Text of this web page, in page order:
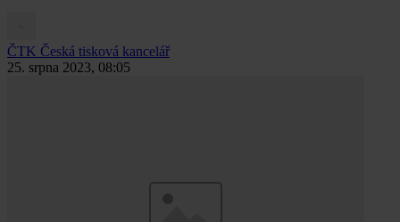
ČTK Česká tisková kancelář
25. srpna 2023, 08:05